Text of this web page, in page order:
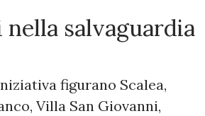
salvaguardia
figurano Scalea,
Villa San Giovanni,